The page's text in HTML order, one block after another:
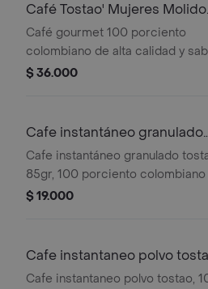
Café Tostao' Mujeres Molido
340g
Café gourmet 100 porciento
colombiano de alta calidad y
superior. Edición especial
para disfrutar con exquisitas
vainilla, avellana y naranja dulce.
$ 36.000
Cafe instantáneo granulado
tostao
Cafe instantáneo granulado
85gr, 100 porciento colombiano
formato granulado. disfruta de
$ 19.000
Cafe instantaneo polvo
85g
Cafe instantaneo polvo tostao,